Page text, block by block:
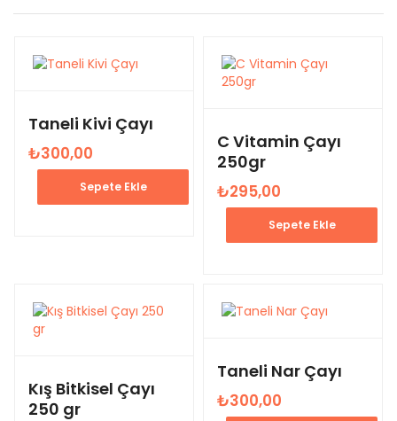
Taneli Kivi Çayı
₺300,00
Sepete Ekle
C Vitamin Çayı
250gr
₺295,00
Sepete Ekle
Kış Bitkisel Çayı
250 gr
Taneli Nar Çayı
₺300,00